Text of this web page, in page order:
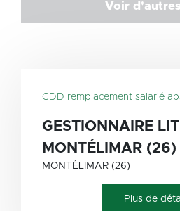
Voir
CDD remplacement salarié
GESTIONNAIRE
MONTÉLIMAR (26)
MONTÉLIMAR (26)
Plus de